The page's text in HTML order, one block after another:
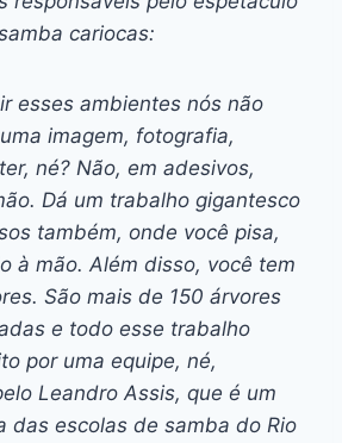
cariocas:
esses ambientes nós não
imagem, fotografia,
né? Não, em adesivos,
Dá um trabalho gigantesco
também, onde você pisa,
à mão. Além disso, você tem
São mais de 150 árvores
e todo esse trabalho
por uma equipe, né,
Leandro Assis, que é um
das escolas de samba do Rio